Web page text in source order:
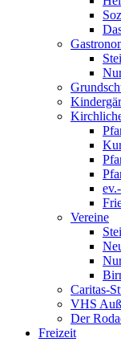
Vereine
Caritas-
VHS
Der
Freizeit